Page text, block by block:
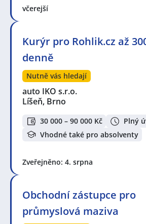
včerejší
Kurýr pro Rohlik.cz až
denně
Nutně vás hledají
auto IKO s.r.o.
Líšeň, Brno
30 000 – 90 000 Kč
Plný
Vhodné také pro absolventy
Zveřejněno: 4. srpna
Obchodní zástupce pro
průmyslová maziva